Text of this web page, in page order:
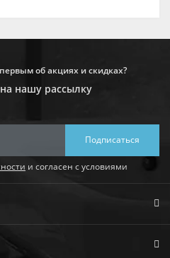
об акциях и скидках?
нашу рассылку
Подписаться
и согласен с условиями